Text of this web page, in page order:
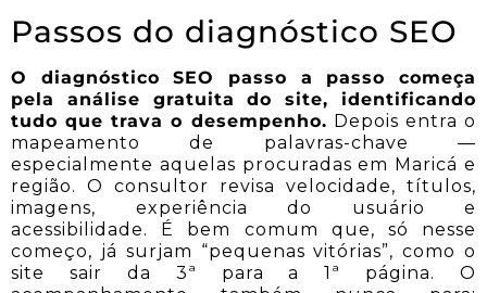
Passos do diagnóstico SEO
O diagnóstico SEO passo a passo começa
pela análise gratuita do site, identificando
tudo que trava o desempenho. Depois entra o
mapeamento de palavras-chave —
especialmente aquelas procuradas em Maricá e
região. O consultor revisa velocidade, títulos,
imagens, experiência do usuário e
acessibilidade. É bem comum que, só nesse
começo, já surjam “pequenas vitórias”, como o
site sair da 3ª para a 1ª página. O